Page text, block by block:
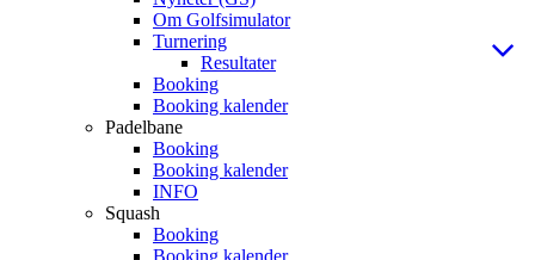
Om Golfsimulator
Turnering
Resultater
Booking
Booking kalender
Padelbane
Booking
Booking kalender
INFO
Squash
Booking
Booking kalender